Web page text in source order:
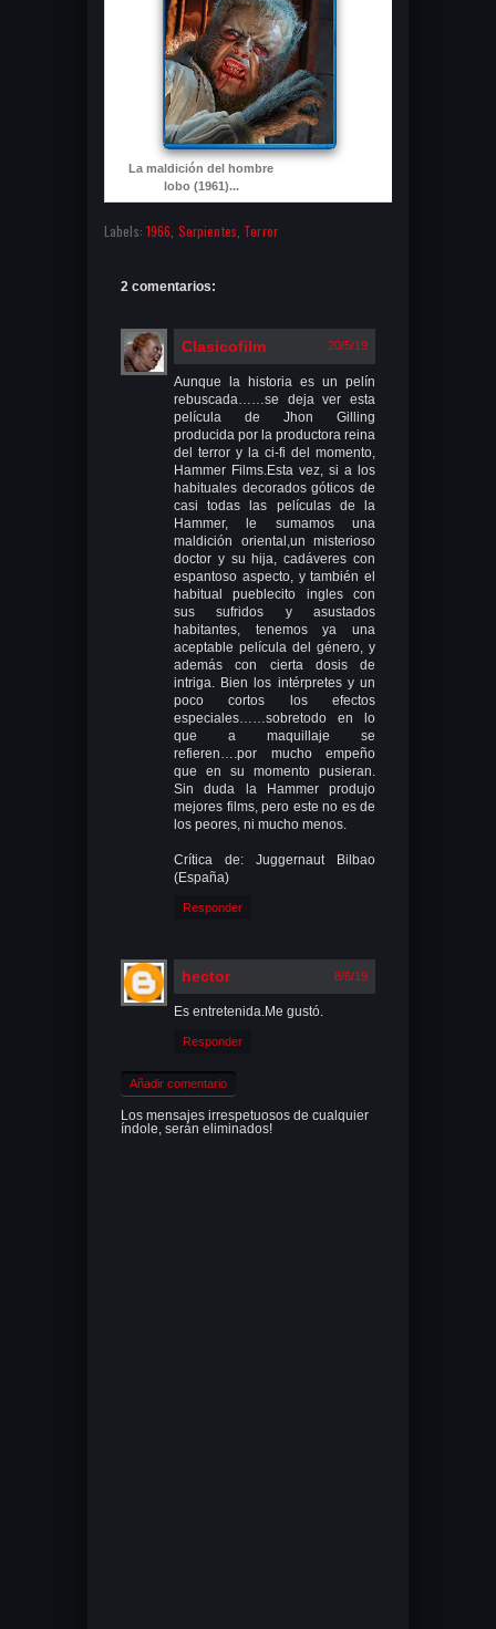
La maldición del hombre
lobo (1961)...
Labels: 1966 Serpientes Terror
2 comentarios:
Clasicofilm 20/5/19
Aunque la historia es un pelín
rebuscada……se deja ver esta
película de Jhon Gilling
producida por la productora reina
del terror y la ci-fi del momento,
Hammer Films.Esta vez, si a los
habituales decorados góticos de
casi todas las películas de la
Hammer, le sumamos una
maldición oriental,un misterioso
doctor y su hija, cadáveres con
espantoso aspecto, y también el
habitual pueblecito ingles con
sus sufridos y asustados
habitantes, tenemos ya una
aceptable película del género, y
además con cierta dosis de
intriga. Bien los intérpretes y un
poco cortos los efectos
especiales……sobretodo en lo
que a maquillaje se
refieren….por mucho empeño
que en su momento pusieran.
Sin duda la Hammer produjo
mejores films, pero este no es de
los peores, ni mucho menos.
Crítica de: Juggernaut Bilbao
(España)
Responder
hector 8/6/19
Es entretenida.Me gustó.
Responder
Añadir comentario
Los mensajes irrespetuosos de cualquier
índole, serán eliminados!